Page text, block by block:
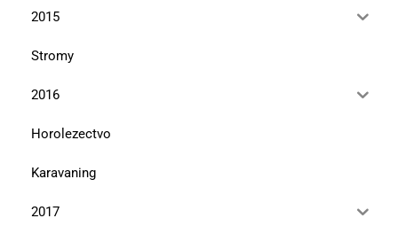
2015
Stromy
2016
Horolezectvo
Karavaning
2017